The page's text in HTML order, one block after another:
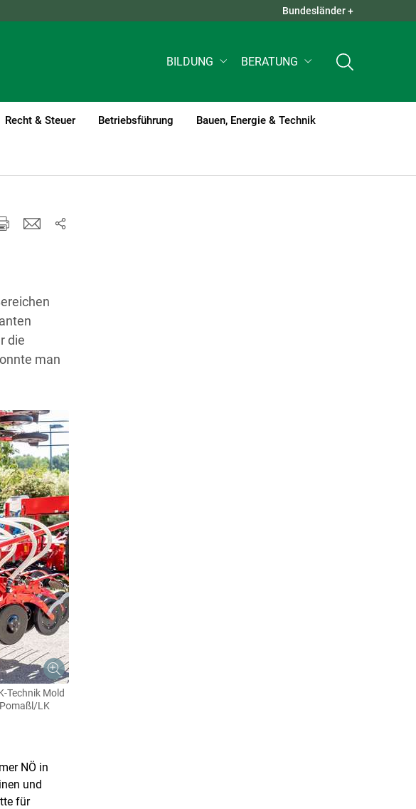
QUICK LINKS +
Bundesländer +
BILDUNG BERATUNG
Recht & Steuer Betriebsführung Bauen, Energie & Technik
die
man
Technik Mold
LK
NÖ in
und
für